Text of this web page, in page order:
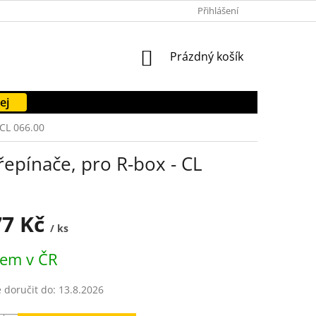
FORMULÁŘE KE STAŽENÍ
Přihlášení
NÁKUPNÍ
Prázdný košík
066.00
pro R-box - CL
Kč / ks
v ČR
doručit do: 13.8.2026